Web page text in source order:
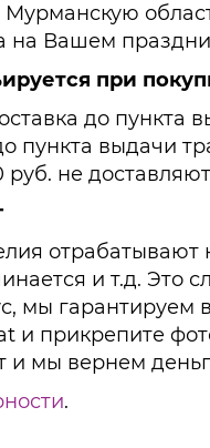
на Вашем
при
до пункта
пункта выдачи
не
и т.д. Это
мы гарантируем
и прикрепите
и мы вернем
.